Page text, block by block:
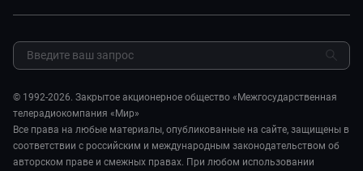
Шоу-бизнес
Стиль жизни
Сад и огород
Мировое соглашение
Предварительный диагноз
Пять причин поехать в...
Закупки и тендеры
Обратная связь
© 1992-2026. Закрытое акционерное общество «Межгосударственная
телерадиокомпания «Мир»
Все права на любые материалы, опубликованные на сайте, защищены в
соответствии с российским и международным законодательством об
авторском праве и смежных правах. При любом использовании